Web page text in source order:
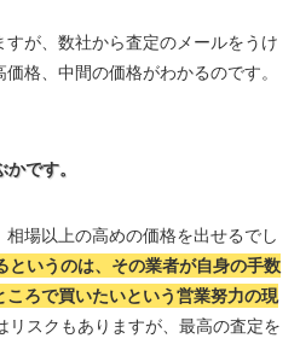
が、数社から査定のメールをうけ
格、中間の価格がわかるのです。
です。
場以上の高めの価格を出せるでし
というのは、その業者が自身の手数
ろで買いたいという営業努力の現
リスクもありますが、最高の査定を